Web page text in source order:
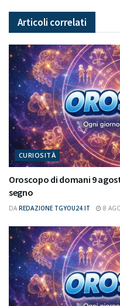
Articoli correlati
CURIOSITÀ
Oroscopo di domani 9
segno
DA REDAZIONE TGYOU24.IT 8